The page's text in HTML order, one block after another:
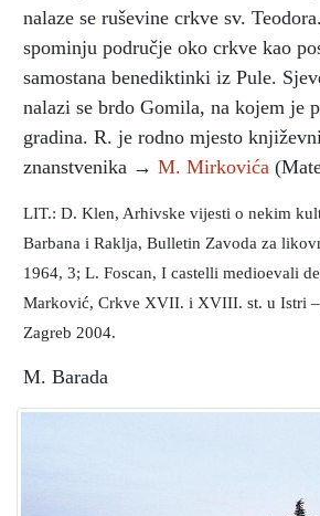
nalaze se ruševine crkve sv.
spominju područje oko crkve kao
samostana benediktinki iz Pule.
nalazi se brdo Gomila, na kojem je
gradina. R. je rodno mjesto
znanstvenika → M. Mirkovića
LIT.: D. Klen, Arhivske vijesti o nekim
Barbana i Raklja, Bulletin Zavoda za
1964, 3; L. Foscan, I castelli medioevali
Marković, Crkve XVII. i XVIII. st. u Istri
Zagreb 2004.
M. Barada